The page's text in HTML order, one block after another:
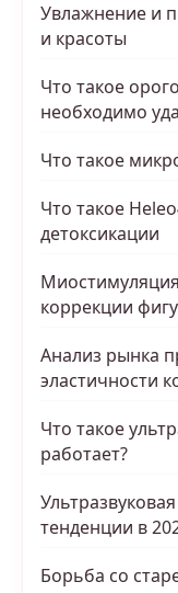
Увлажнение и
и красоты
Что такое
необходимо
Что такое
Что такое
детоксикации
коррекции
Анализ рынка
эластичности
Что такое
работает?
тенденции в
Борьба со